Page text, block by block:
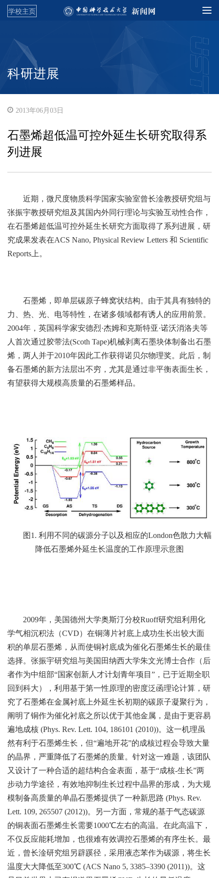
学校主页
科研进展
2013年06月03日
石墨烯超低温可控外延生长研究取得系
列进展
近期，微尺度物质科学国家实验室曾长淦教授研究组与
张振宇教授研究组及其国内外同行理论与实验互动性合作，
在石墨烯超低温可控外延生长研究方面取得了系列进展，研
究成果发表在ACS Nano, Physical Review Letters 和 Scientific
Reports上。
石墨烯，即单层碳原子蜂窝状结构。由于其具有独特的
力、热、光、电等特性，在诸多领域都有诱人的应用前景。
2004年，英国科学家安德烈·杰姆和克斯特亚·诺沃消洛夫等
人首次通过胶带法(Scoth Tape)机械剥离石墨块体制备出石墨
烯，两人并于2010年因此工作获得诺贝尔物理奖。此后，制
备石墨烯的新方法层出不穷，尤其是通过非平衡表面生长，
有望获得大规模高质量的石墨烯样品。
图1. 利用不同的碳源分子以及相应的London色散力大幅
降低石墨烯外延生长温度的工作原理示意图
2009年，美国德州大学奥斯汀分校Ruoff研究组利用化
学气相沉积法（CVD）在铜薄片衬底上成功生长出较大面
积的单层石墨烯，从而使铜衬底成为催化石墨烯生长的最佳
选择。张振宇研究组与美国田纳西大学朱文光博士合作（后
者作为中组部“国家创新人才计划青年项目”，已于近期全职
回到科大），利用基于第一性原理的密度泛函理论计算，研
究了石墨烯在金属衬底上外延生长初期的碳原子凝聚行为，
阐明了铜作为催化衬底之所以优于其他金属，是由于更容易
遍地成核 (Phys. Rev. Lett. 104, 186101 (2010))。这一机理虽
然有利于石墨烯生长，但“遍地开花”的成核过程会导致大量
的晶界，严重降低了石墨烯的质量。针对这一难题，该团队
又设计了一种合适的超结构合金表面，基于“成核-生长”两
步动力学途径，有效地抑制生长过程中晶界的形成，为大规
模制备高质量的单晶石墨烯提供了一种新思路 (Phys. Rev.
Lett. 109, 265507 (2012))。另一方面，常规的基于气态碳源
的铜表面石墨烯生长需要1000℃左右的高温。在此高温下，
不仅反应能耗增加，也很难有效调控石墨烯的有序生长。最
近，曾长淦研究组另辟蹊径，采用液态苯作为碳源，将生长
温度大大降低至300℃ (ACS Nano 5, 3385–3390 (2011))。这